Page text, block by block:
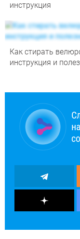
инструкция
Как стирать
инструкция и